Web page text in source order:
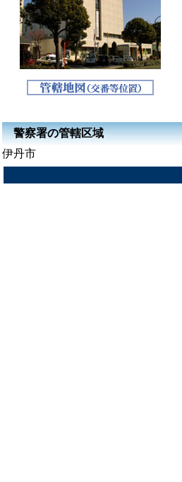
警察署の管轄区域
伊丹市